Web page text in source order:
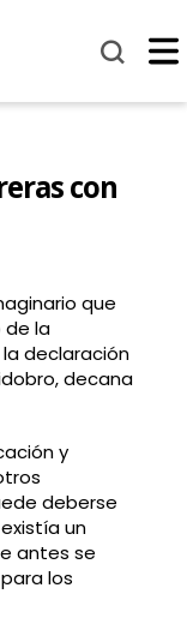
con
que
de la
declaración
decana
y
deberse
un
antes se
los